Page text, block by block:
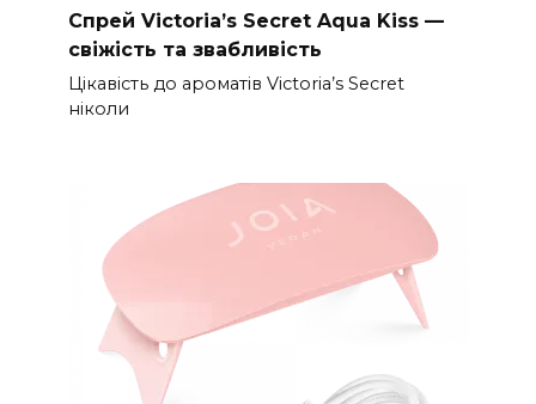
Спрей Victoria’s Secret Aqua Kiss —
свіжість та звабливість
Цікавість до ароматів Victoria’s Secret
ніколи